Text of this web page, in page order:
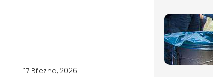
17 Března, 2026